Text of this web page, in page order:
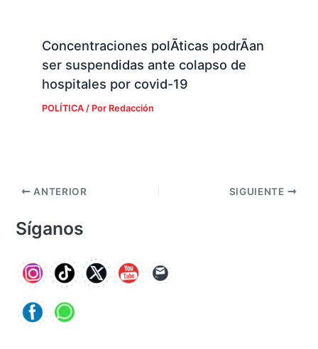
Concentraciones polÃ­ticas podrÃ­an
ser suspendidas ante colapso de
hospitales por covid-19
POLÍTICA/ Por Redacción
ANTERIOR SIGUIENTE
Síganos